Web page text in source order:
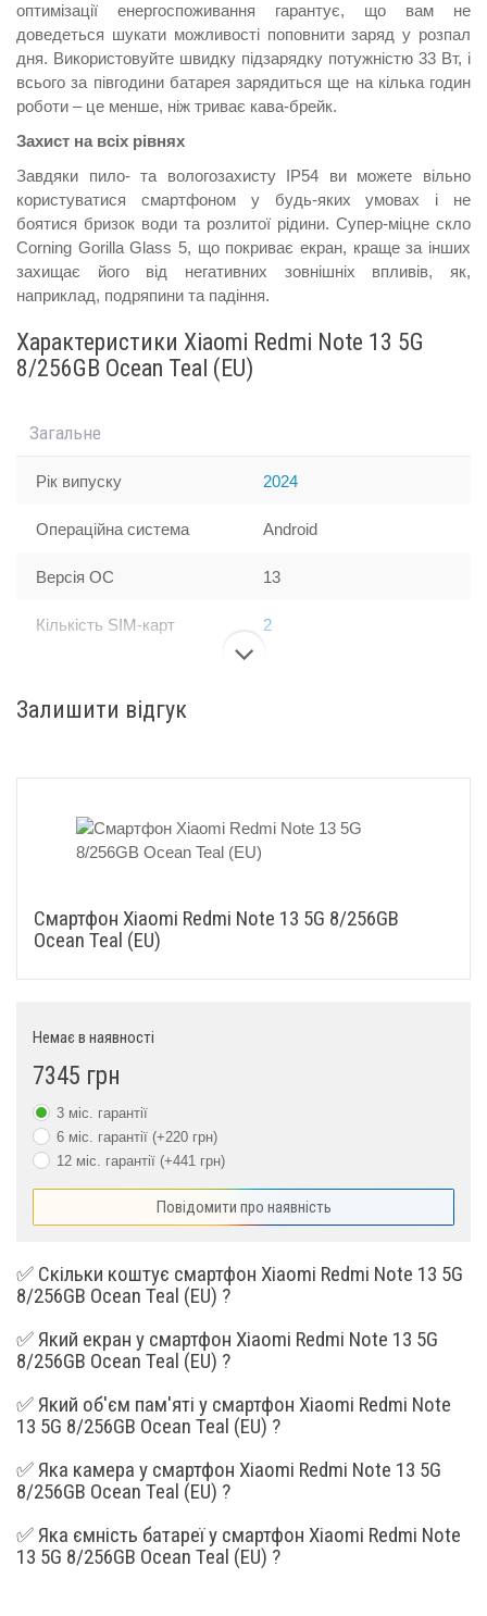
оптимізації енергоспоживання гарантує, що вам не
доведеться шукати можливості поповнити заряд у розпал
дня. Використовуйте швидку підзарядку потужністю 33 Вт, і
всього за півгодини батарея зарядиться ще на кілька годин
роботи – це менше, ніж триває кава-брейк.
Захист на всіх рівнях
Завдяки пило- та вологозахисту IP54 ви можете вільно
користуватися смартфоном у будь-яких умовах і не
боятися бризок води та розлитої рідини. Супер-міцне скло
Corning Gorilla Glass 5, що покриває екран, краще за інших
захищає його від негативних зовнішніх впливів, як,
наприклад, подряпини та падіння.
Характеристики Xiaomi Redmi Note 13 5G
8/256GB Ocean Teal (EU)
Загальне
Рік випуску 2024
Операційна система Android
Версія ОС 13
Кількість SIM-карт 2
Ємність акумулятора,
Розмір екрану, дюйми
екрану
Пам'ять
Оперативна пам'ять, ГБ
Вбудована пам'ять, Гб
Слот розширення Ні
Камера
Основна камера, Мп
Фронтальна камера, Мп 16 (f/2.4)
Процесор
Графічний процесор Mali-G57
Залишити відгук
Смартфон Xiaomi Redmi Note 13 5G 8/256GB
Ocean Teal (EU)
Немає в наявності
7345 грн
3 міс. гарантії
6 міс. гарантії (+220 грн)
12 міс. гарантії (+441 грн)
Повідомити про наявність
✅ Скільки коштує смартфон Xiaomi Redmi Note 13 5G
8/256GB Ocean Teal (EU) ?
✅ Який екран у смартфон Xiaomi Redmi Note 13 5G
8/256GB Ocean Teal (EU) ?
✅ Який об'єм пам'яті у смартфон Xiaomi Redmi Note
13 5G 8/256GB Ocean Teal (EU) ?
✅ Яка камера у смартфон Xiaomi Redmi Note 13 5G
8/256GB Ocean Teal (EU) ?
✅ Яка ємність батареї у смартфон Xiaomi Redmi Note
13 5G 8/256GB Ocean Teal (EU) ?